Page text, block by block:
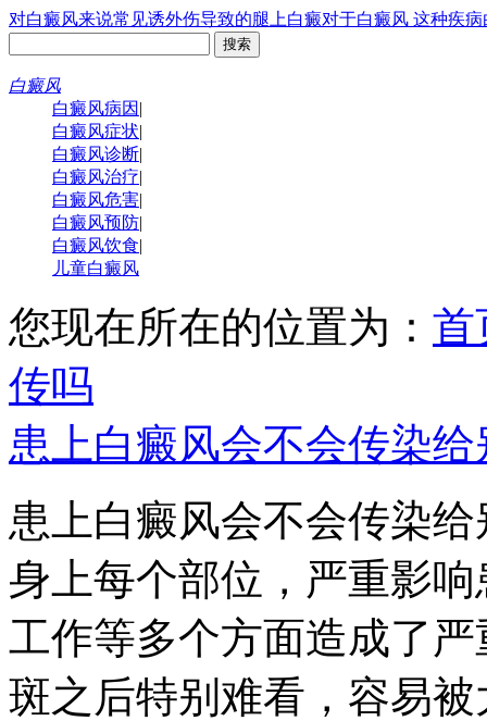
对白癜风来说常见诱外伤导致的腿上白癜对于白癜风 这种疾病
白癜风
白癜风病因 |
白癜风症状|
白癜风诊断|
白癜风治疗|
白癜风危害|
白癜风预防|
白癜风饮食|
儿童白癜风
您现在所在的位置为： 首
传吗
患上白癜风会不会传染给
患上白癜风会不会传染
身上每个部位，严重影
工作等多个方面造成了
斑之后特别难看，容易